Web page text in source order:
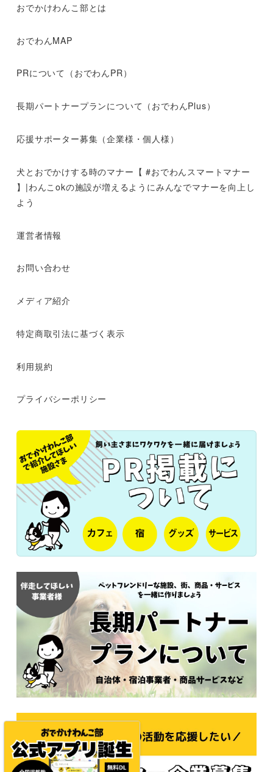
おでかけわんこ部とは
おでわんMAP
PRについて（おでわんPR）
長期パートナープランについて（おでわんPlus）
応援サポーター募集（企業様・個人様）
犬とおでかけする時のマナー【 #おでわんスマートマナー
】|わんこokの施設が増えるようにみんなでマナーを向上し
よう
運営者情報
お問い合わせ
メディア紹介
特定商取引法に基づく表示
利用規約
プライバシーポリシー